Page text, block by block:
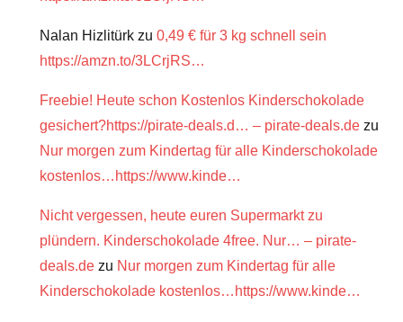
Nalan Hizlitürk zu 0,49 € für 3 kg schnell sein
https://amzn.to/3LCrjRS…
Freebie! Heute schon Kostenlos Kinderschokolade
gesichert?https://pirate-deals.d… – pirate-deals.de zu
Nur morgen zum Kindertag für alle Kinderschokolade
kostenlos…https://www.kinde…
Nicht vergessen, heute euren Supermarkt zu
plündern. Kinderschokolade 4free. Nur… – pirate-
deals.de zu Nur morgen zum Kindertag für alle
Kinderschokolade kostenlos…https://www.kinde…